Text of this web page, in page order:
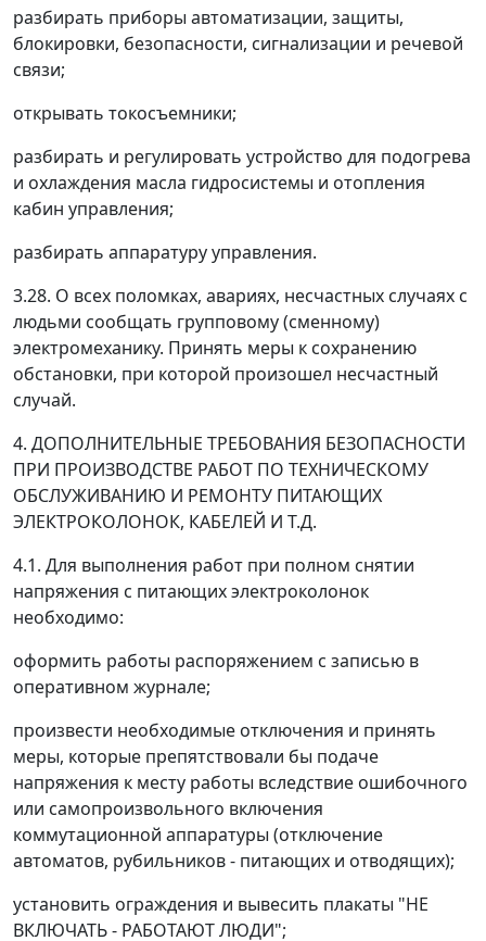
разбирать приборы автоматизации, защиты,
блокировки, безопасности, сигнализации и речевой
связи;
открывать токосъемники;
разбирать и регулировать устройство для подогрева
и охлаждения масла гидросистемы и отопления
кабин управления;
разбирать аппаратуру управления.
3.28. О всех поломках, авариях, несчастных случаях с
людьми сообщать групповому (сменному)
электромеханику. Принять меры к сохранению
обстановки, при которой произошел несчастный
случай.
4. ДОПОЛНИТЕЛЬНЫЕ ТРЕБОВАНИЯ БЕЗОПАСНОСТИ
ПРИ ПРОИЗВОДСТВЕ РАБОТ ПО ТЕХНИЧЕСКОМУ
ОБСЛУЖИВАНИЮ И РЕМОНТУ ПИТАЮЩИХ
ЭЛЕКТРОКОЛОНОК, КАБЕЛЕЙ И Т.Д.
4.1. Для выполнения работ при полном снятии
напряжения с питающих электроколонок
необходимо:
оформить работы распоряжением с записью в
оперативном журнале;
произвести необходимые отключения и принять
меры, которые препятствовали бы подаче
напряжения к месту работы вследствие ошибочного
или самопроизвольного включения
коммутационной аппаратуры (отключение
автоматов, рубильников - питающих и отводящих);
установить ограждения и вывесить плакаты "НЕ
ВКЛЮЧАТЬ - РАБОТАЮТ ЛЮДИ";